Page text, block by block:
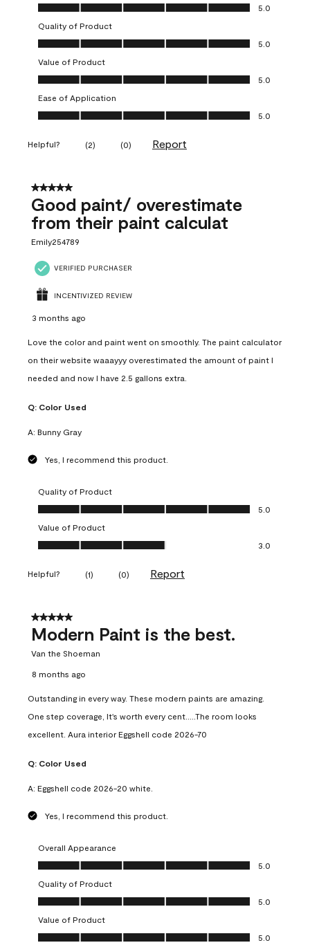
Overall Appearance, 5.0 out of 5
5.0
Quality of Product
Quality of Product, 5.0 out of 5
5.0
Value of Product
Value of Product, 5.0 out of 5
5.0
Ease of Application
Ease of Application, 5.0 out of 5
5.0
Helpful? (2) (0) Report
5 out of 5 stars.
Good paint/ overestimate
from their paint calculat
Emily254789
VERIFIED PURCHASER
INCENTIVIZED REVIEW
3 months ago
Love the color and paint went on smoothly. The paint calculator
on their website waaayyy overestimated the amount of paint I
needed and now I have 2.5 gallons extra.
Q: Color Used
A: Bunny Gray
Yes, I recommend this product.
Quality of Product
Quality of Product, 5.0 out of 5
5.0
Value of Product
Value of Product, 3.0 out of 5
3.0
Helpful? (1) (0) Report
5 out of 5 stars.
Modern Paint is the best.
Van the Shoeman
8 months ago
Outstanding in every way. These modern paints are amazing.
One step coverage, It's worth every cent.....The room looks
excellent. Aura interior Eggshell code 2026-70
Q: Color Used
A: Eggshell code 2026-20 white.
Yes, I recommend this product.
Overall Appearance
Overall Appearance, 5.0 out of 5
5.0
Quality of Product
Quality of Product, 5.0 out of 5
5.0
Value of Product
Value of Product, 5.0 out of 5
5.0